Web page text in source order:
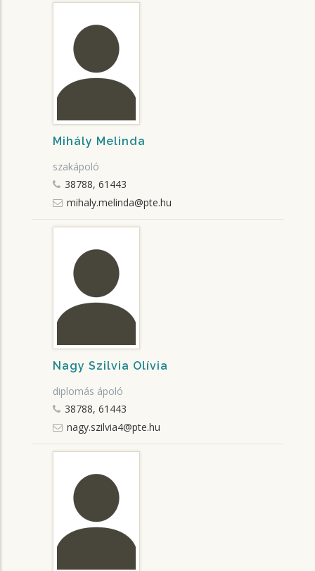
Mihály Melinda
szakápoló
38788, 61443
mihaly.melinda@pte.hu
Nagy Szilvia Olívia
diplomás ápoló
38788, 61443
nagy.szilvia4@pte.hu